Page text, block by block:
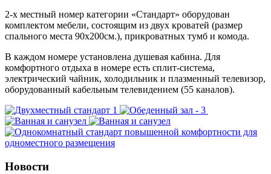
2-х местный номер категории «Стандарт» оборудован
комплектом мебели, состоящим из двух кроватей (размер
спального места 90х200см.), прикроватных тумб и комода.
В каждом номере установлена душевая кабина. Для
комфортного отдыха в номере есть сплит-система,
электрический чайник, холодильник и плазменный телевизор,
оборудованный кабельным телевидением (55 каналов).
Новости